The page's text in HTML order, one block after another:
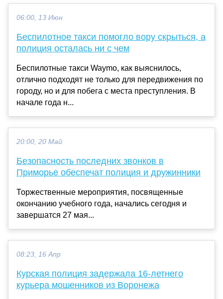
06:00, 13 Июн
Беспилотное такси помогло вору скрыться, а
полиция осталась ни с чем
Беспилотные такси Waymo, как выяснилось,
отлично подходят не только для передвижения по
городу, но и для побега с места преступления. В
начале года н...
20:00, 20 Май
Безопасность последних звонков в
Приморье обеспечат полиция и дружинники
Торжественные мероприятия, посвященные
окончанию учебного года, начались сегодня и
завершатся 27 мая...
08:23, 16 Апр
Курская полиция задержала 16-летнего
курьера мошенников из Воронежа